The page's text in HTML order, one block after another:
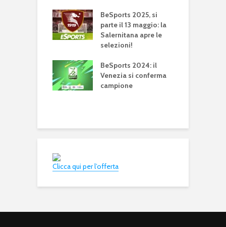
BeSports 2025, si
parte il 13 maggio: la
Salernitana apre le
selezioni!
BeSports 2024: il
Venezia si conferma
campione
Clicca qui per l’offerta